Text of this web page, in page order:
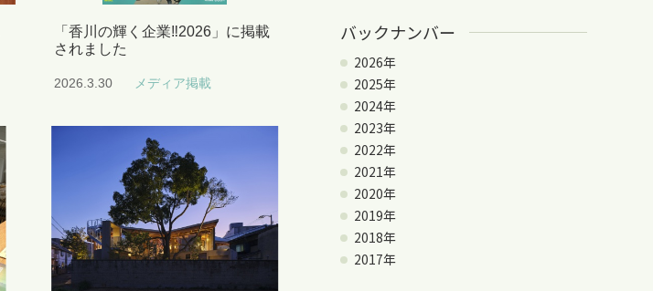
「香川の輝く企業‼2026」に掲載
されました
2026.3.30 メディア掲載
バックナンバー
2026年
2025年
2024年
2023年
2022年
2021年
2020年
2019年
2018年
2017年